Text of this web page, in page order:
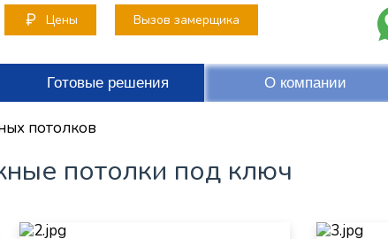
Цены Вызов замерщика
Готовые решения О компании
потолков
потолки под ключ